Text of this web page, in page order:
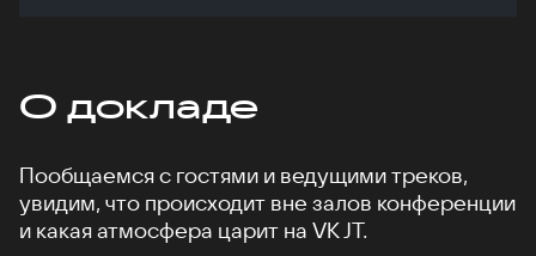
О докладе
Пообщаемся с гостями и ведущими треков,
увидим, что происходит вне залов конференции
и какая атмосфера царит на VK JT.